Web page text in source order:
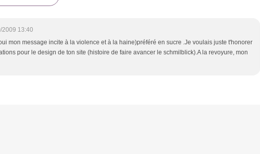
2009 13:40
mon message incite à la violence et à la haine)préféré en sucre .Je voulais juste t'honorer
pour le design de ton site (histoire de faire avancer le schmilblick).A la revoyure, mon